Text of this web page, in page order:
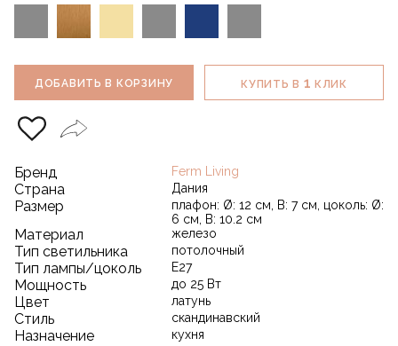
ДОБАВИТЬ В КОРЗИНУ КУПИТЬ В 1 КЛИК
Бренд Ferm Living
Страна Дания
Размер
плафон: Ø: 12 см, В: 7 см, цоколь: Ø:
6 см, В: 10.2 см
Материал железо
Тип светильника потолочный
Тип лампы/цоколь E27
Мощность до 25 Вт
Цвет латунь
Стиль скандинавский
Назначение кухня